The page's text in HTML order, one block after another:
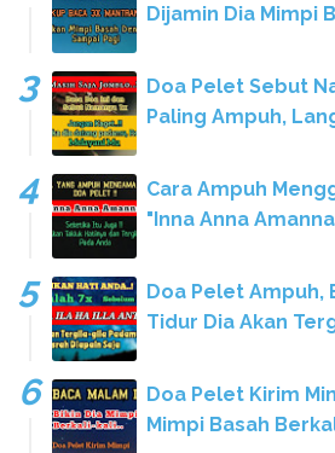
Dijamin Dia Mimpi
Doa Pelet Sebut
Paling Ampuh,
Cara Ampuh
"Inna Anna
Doa Pelet Ampuh,
Tidur Dia Akan
Doa Pelet Kirim
Mimpi Basah